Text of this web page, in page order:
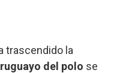
trascendido la
del polo se